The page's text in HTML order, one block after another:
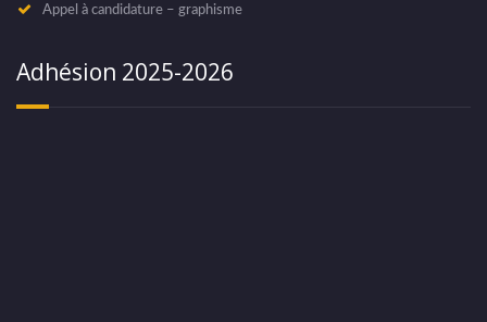
Appel à candidature – graphisme
Adhésion 2025-2026